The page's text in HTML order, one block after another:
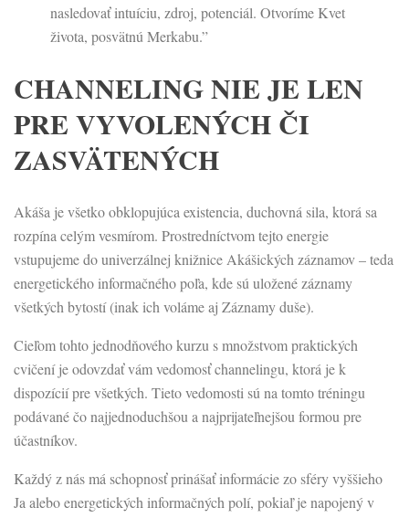
nasledovať intuíciu, zdroj, potenciál. Otvoríme Kvet
života, posvätnú Merkabu.”
CHANNELING NIE JE LEN
PRE VYVOLENÝCH ČI
ZASVÄTENÝCH
Akáša je všetko obklopujúca existencia, duchovná sila, ktorá sa
rozpína celým vesmírom. Prostredníctvom tejto energie
vstupujeme do univerzálnej knižnice Akášických záznamov – teda
energetického informačného poľa, kde sú uložené záznamy
všetkých bytostí (inak ich voláme aj Záznamy duše).
Cieľom tohto jednodňového kurzu s množstvom praktických
cvičení je odovzdať vám vedomosť channelingu, ktorá je k
dispozícií pre všetkých. Tieto vedomosti sú na tomto tréningu
podávané čo najjednoduchšou a najprijateľnejšou formou pre
účastníkov.
Každý z nás má schopnosť prinášať informácie zo sféry vyššieho
Ja alebo energetických informačných polí, pokiaľ je napojený v